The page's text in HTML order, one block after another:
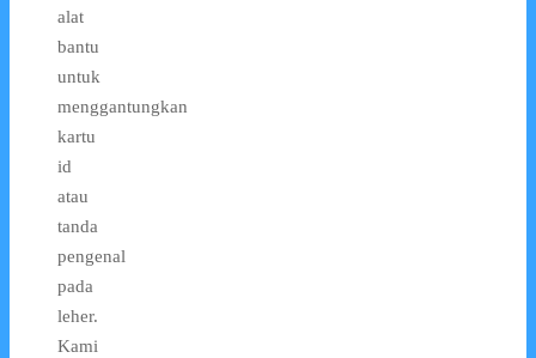
alat
bantu
untuk
menggantungkan
kartu
id
atau
tanda
pengenal
pada
leher.
Kami